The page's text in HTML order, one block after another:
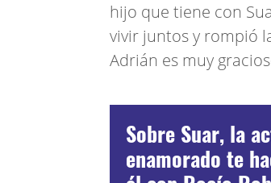
hijo que tiene con
vivir juntos y rompió
Adrián es muy
Sobre Suar, la
enamorado te